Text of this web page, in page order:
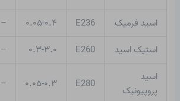
اسید فرمیک E236 ۰.۰۵-۰.۴ –
استیک اسید
E260 ۰.۳-۳.۰ –
اسید
پروپیونیک
E280 ۰.۰۵-۰.۳ –